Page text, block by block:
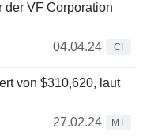
der VF Corporation
04.04.24
CI
von $310,620, laut
27.02.24
MT